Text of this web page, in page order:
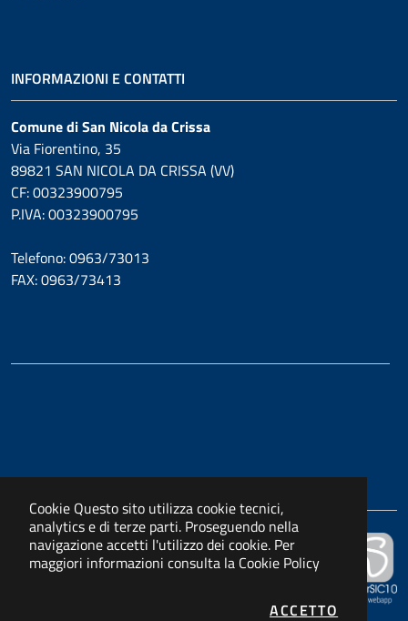
Cookie Questo sito utilizza cookie tecnici,
analytics e di terze parti. Proseguendo nella
navigazione accetti l'utilizzo dei cookie. Per
maggiori informazioni consulta la Cookie Policy
ACCETTO I
INFORMAZIONI E CONTATTI
Comune di San Nicola da Crissa
Via Fiorentino, 35
89821 SAN NICOLA DA CRISSA (VV)
CF: 00323900795
P.IVA: 00323900795
Telefono: 0963/73013
FAX: 0963/73413
Powered by
APKAPPA s.r.l.